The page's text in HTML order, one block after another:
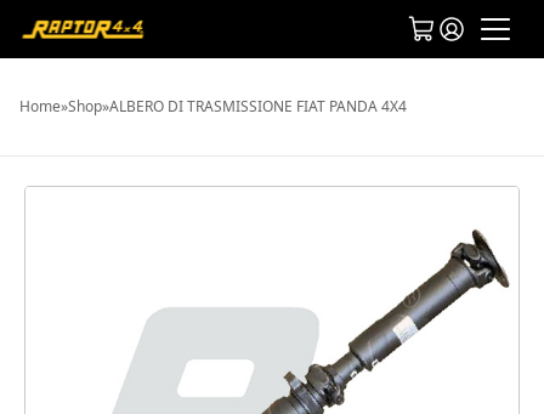
Home»Shop»ALBERO DI TRASMISSIONE FIAT PANDA 4X4